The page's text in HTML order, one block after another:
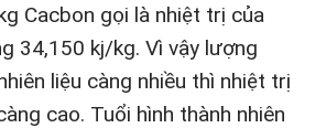
Cacbon gọi là nhiệt trị của
34,150 kj/kg. Vì vậy lượng
liệu càng nhiều thì nhiệt trị
cao. Tuổi hình thành nhiên